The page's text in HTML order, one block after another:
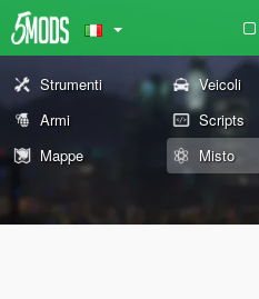
Strumenti Veicoli
Armi
Scripts
Mappe
Misto